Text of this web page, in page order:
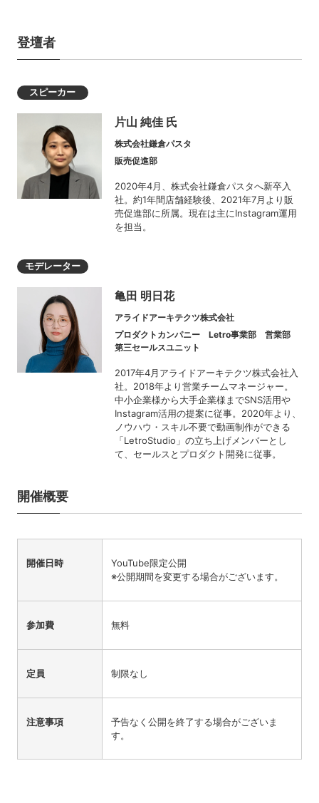
登壇者
スピーカー
片山 純佳 氏
株式会社鎌倉パスタ
販売促進部
2020年4月、株式会社鎌倉パスタへ新卒入
社。約1年間店舗経験後、2021年7月より販
売促進部に所属。現在は主にInstagram運用
を担当。
モデレーター
亀田 明日花
アライドアーキテクツ株式会社
プロダクトカンパニー Letro事業部 営業部
第三セールスユニット
2017年4月アライドアーキテクツ株式会社入
社。2018年より営業チームマネージャー。
中小企業様から大手企業様までSNS活用や
Instagram活用の提案に従事。2020年より、
ノウハウ・スキル不要で動画制作ができる
「LetroStudio」の立ち上げメンバーとし
て、セールスとプロダクト開発に従事。
開催概要
開催日時
YouTube限定公開
※公開期間を変更する場合がございます。
参加費 無料
定員 制限なし
注意事項
予告なく公開を終了する場合がございま
す。